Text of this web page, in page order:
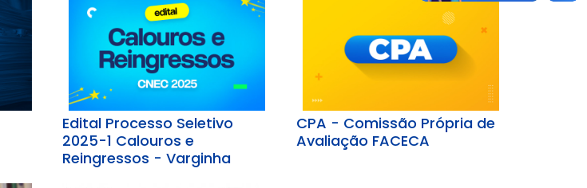
Edital Processo Seletivo
2025-1 Calouros e
Reingressos - Varginha
CPA - Comissão Própria de
Avaliação FACECA